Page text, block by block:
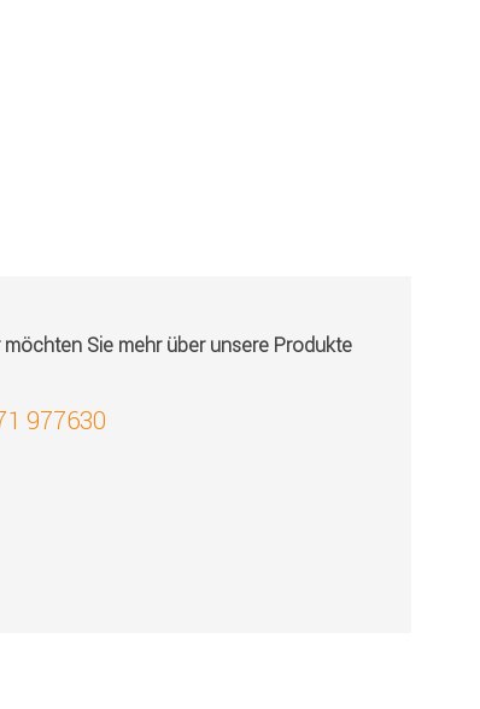
Sie mehr über unsere Produkte
977630